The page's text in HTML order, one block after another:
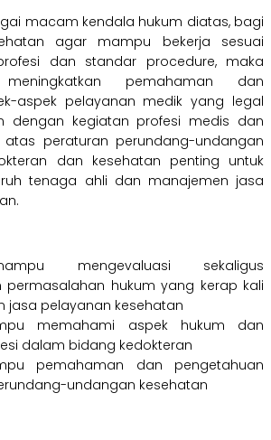
macam kendala hukum diatas, bagi
agar mampu bekerja sesuai
dan standar procedure, maka
pemahaman dan
aspek pelayanan medik yang legal
dengan kegiatan profesi medis dan
peraturan perundang-undangan
dan kesehatan penting untuk
tenaga ahli dan manajemen jasa
mengevaluasi sekaligus
permasalahan hukum yang kerap kali
jasa pelayanan kesehatan
memahami aspek hukum dan
dalam bidang kedokteran
pemahaman dan pengetahuan
undangan kesehatan